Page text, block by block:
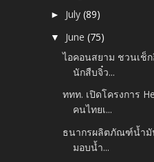
► July(89)
▼ June(75)
ไอคอนสยาม ชวนเช็
นักสืบจิ๋ว...
ททท. เปิดโครงการ
คนไทยเ...
ธนากรผลิตภัณฑ์น้ำมั
มอบน้ำ...